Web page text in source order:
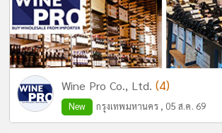
Wine Pro Co., Ltd. (4)
New กรุงเทพมหานคร , 05 ส.ค. 69